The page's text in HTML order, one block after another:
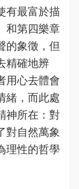
有最富於描
和第四樂章
的象徵，但
精確地辨
用心去體會
緒，而此處
神所在：對
對自然萬象
理性的哲學